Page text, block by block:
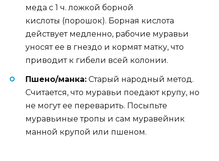
меда с 1 ч. ложкой борной
кислоты (порошок). Борная кислота
действует медленно, рабочие муравьи
уносят ее в гнездо и кормят матку, что
приводит к гибели всей колонии.
Пшено/манка: Старый народный метод.
Считается, что муравьи поедают крупу, но
не могут ее переварить. Посыпьте
муравьиные тропы и сам муравейник
манной крупой или пшеном.